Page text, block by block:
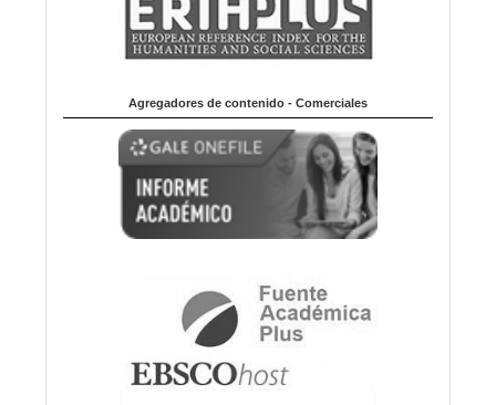
Agregadores de contenido - Comerciales